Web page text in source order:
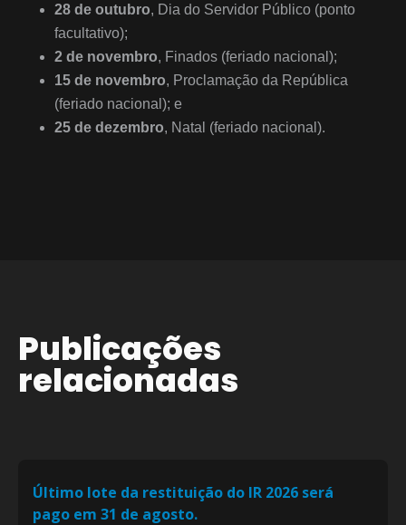
28 de outubro, Dia do Servidor Público (ponto
facultativo);
2 de novembro, Finados (feriado nacional);
15 de novembro, Proclamação da República
(feriado nacional); e
25 de dezembro, Natal (feriado nacional).
Publicações
relacionadas
Último lote da restituição do IR 2026 será
pago em 31 de agosto.